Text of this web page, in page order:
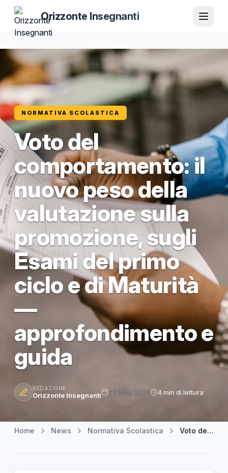
Orizzonte Insegnanti
NORMATIVA SCOLASTICA
Voto del
comportamento: il
nuovo peso della
valutazione sulla
promozione, sugli
Esami del primo
ciclo e di Maturità
—
approfondimento e
guida
REDAZIONE
Orizzonte Insegnanti 25 Mag 2026 4 min di lettura
Home News Normativa Scolastica Voto del comportamento: il nuovo peso della valutazione sulla promozione, sugli Esami del primo ciclo e di Maturità — approfondimento e guida